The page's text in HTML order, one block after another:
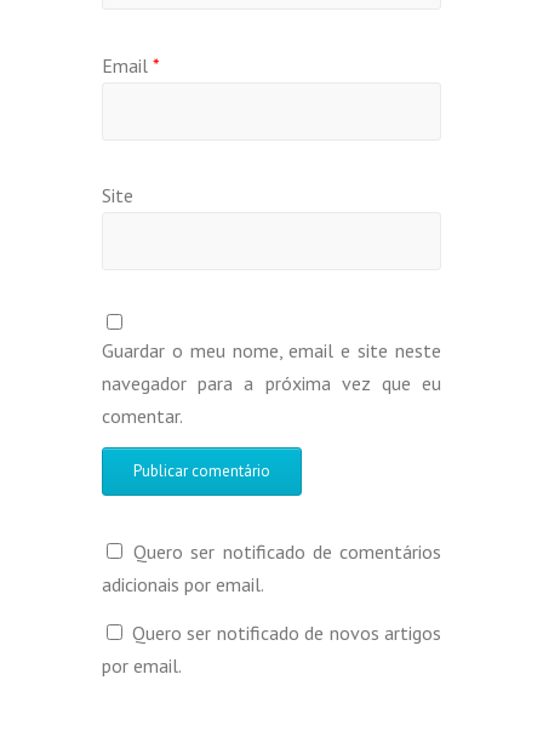
Email *
Site
Guardar o meu nome, email e site neste
navegador para a próxima vez que eu
comentar.
Quero ser notificado de comentários
adicionais por email.
Quero ser notificado de novos artigos
por email.